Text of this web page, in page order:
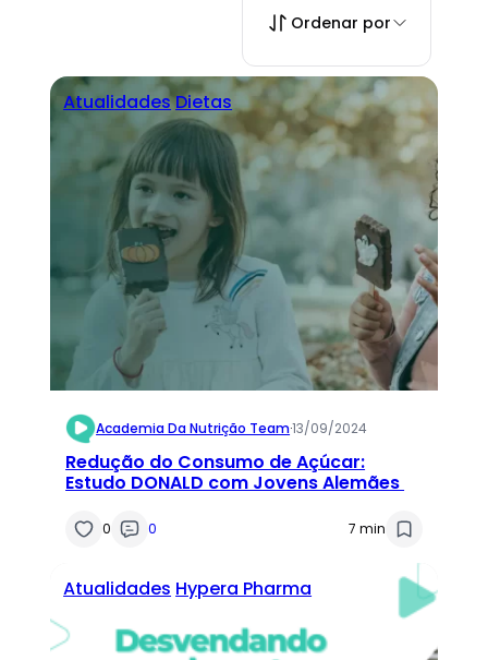
Ordenar por
AtualidadesDietas
Academia Da Nutrição Team·13/09/2024
Redução do Consumo de Açúcar:
Estudo DONALD com Jovens Alemães
0 0 7 min
Atualidades Hypera Pharma